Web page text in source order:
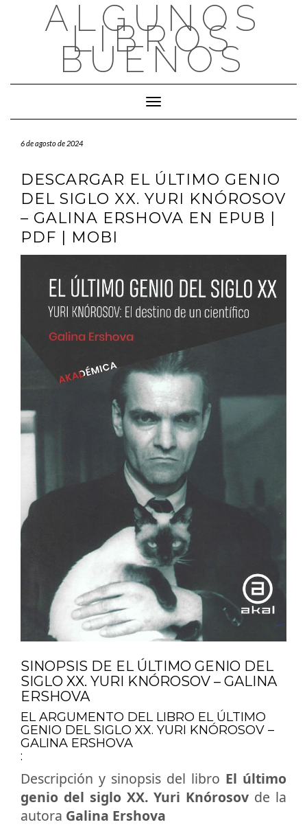
ALGUNOS
LIBROS
BUENOS
Cambiar modo de navegación
6 de agosto de 2024
DESCARGAR EL ÚLTIMO GENIO
DEL SIGLO XX. YURI KNÓROSOV
– GALINA ERSHOVA EN EPUB |
PDF | MOBI
SINOPSIS DE EL ÚLTIMO GENIO DEL
SIGLO XX. YURI KNÓROSOV – GALINA
ERSHOVA
EL ARGUMENTO DEL LIBRO EL ÚLTIMO
GENIO DEL SIGLO XX. YURI KNÓROSOV –
GALINA ERSHOVA
:
Descripción y sinopsis del libro El último
genio del siglo XX. Yuri Knórosov de la
autora Galina Ershova